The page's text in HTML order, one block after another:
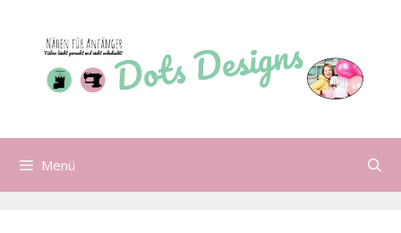
springen
Menü